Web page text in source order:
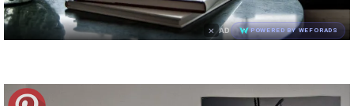
× AD POWERED BY WEFORADS